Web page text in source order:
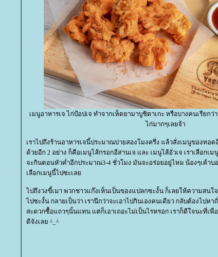
เมนูอาหารเจ ไก่ป้อปเจ ทำจากเห็ดยามาบูชิตาเกะ หรือบางคนเรียก
ไก่มากๆเลยจ้า
เราไปถึงร้านอาหารเจนี้ประมาณบ่ายสองโมงครึ่ง แล้วสั่งเมนูของทอ
ด้วยอีก 2 อย่าง ก็คือเมนูไส้กรอกอีสานเจ และ เมนูไส้อั่วเจ เราเลือกเ
จะกินตอนหัวค่ำอีกประมาณ3-4 ชั่วโมง มันจะอร่อยอยู่ไหม น้องๆเค้าบ
เลือกเมนูนี้ไปซะเล
ไปถึงวงขี้เมา พวกชาวแก๊งเห็นเป็นของแปลกซะงั้น ก็เลยให้ความสน
ไปซะงั้น กลายเป็นว่า เรานึกว่าจะเอาไปกินเองคนเดียว กลับต้องไปห
สะดวกซื้อแถวๆนั้นแทน แต่ก็เอาเถอะไม่เป็นไรหรอก เราก็ดีใจนะที่เพื่
ดีจังเลย ^_^